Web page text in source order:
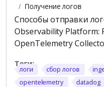
Получение логов
Способы отправки
Observability Platform:
OpenTelemetry
логи сбор логов
opentelemetry
datadog